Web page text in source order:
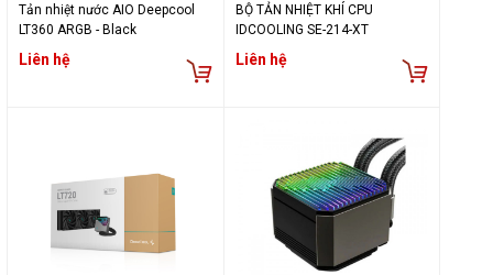
Tản nhiệt nước AIO Deepcool
LT360 ARGB - Black
Liên hệ
BỘ TẢN NHIỆT KHÍ CPU
IDCOOLING SE-214-XT
Liên hệ